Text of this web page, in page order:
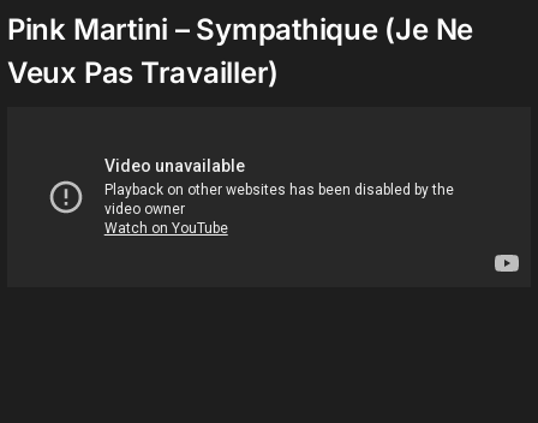
Pink Martini – Sympathique (Je Ne
Veux Pas Travailler)